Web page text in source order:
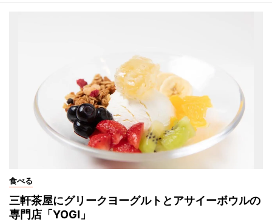
食べる
三軒茶屋にグリークヨーグルトとアサイーボウルの
専門店「YOGI」